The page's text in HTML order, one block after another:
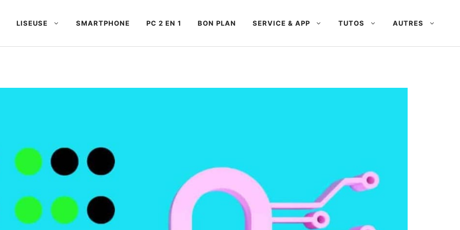
LISEUSE SMARTPHONE PC 2 EN 1 BON PLAN SERVICE & APP TUTOS AUTRES